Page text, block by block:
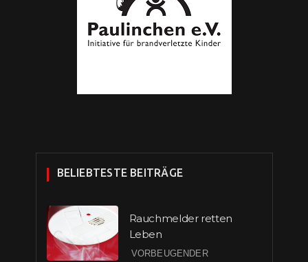
BELIEBTESTE BEITRÄGE
Rauchmelder retten
Leben
VORBEUGENDER